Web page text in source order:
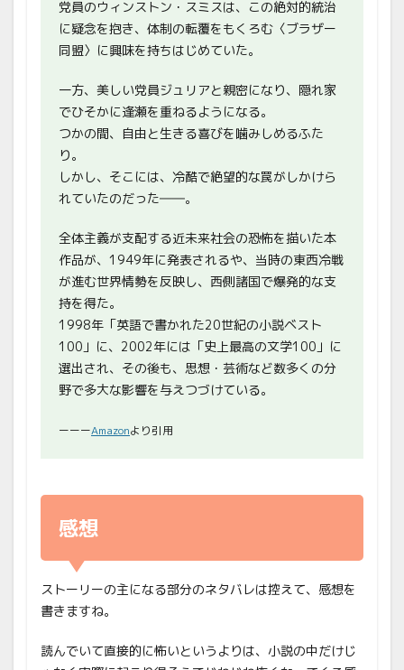
党員のウィンストン・スミスは、この絶対的統治
に疑念を抱き、体制の転覆をもくろむ〈ブラザー
同盟〉に興味を持ちはじめていた。
一方、美しい党員ジュリアと親密になり、隠れ家
でひそかに逢瀬を重ねるようになる。
つかの間、自由と生きる喜びを噛みしめるふた
り。
しかし、そこには、冷酷で絶望的な罠がしかけら
れていたのだった――。
全体主義が支配する近未来社会の恐怖を描いた本
作品が、1949年に発表されるや、当時の東西冷戦
が進む世界情勢を反映し、西側諸国で爆発的な支
持を得た。
1998年「英語で書かれた20世紀の小説ベスト
100」に、2002年には「史上最高の文学100」に
選出され、その後も、思想・芸術など数多くの分
野で多大な影響を与えつづけている。
ーーーAmazonより引用
感想
ストーリーの主になる部分のネタバレは控えて、感想を
書きますね。
読んでいて直接的に怖いというよりは、小説の中だけじ